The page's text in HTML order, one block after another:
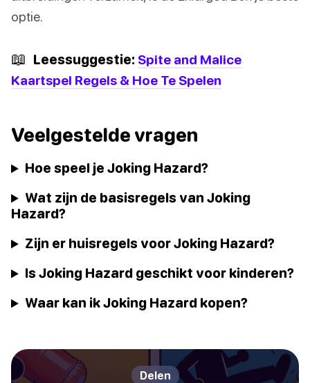
optie.
📖 Leessuggestie: Spite and Malice
Kaartspel Regels & Hoe Te Spelen
Veelgestelde vragen
Hoe speel je Joking Hazard?
Wat zijn de basisregels van Joking
Hazard?
Zijn er huisregels voor Joking Hazard?
Is Joking Hazard geschikt voor kinderen?
Waar kan ik Joking Hazard kopen?
Delen